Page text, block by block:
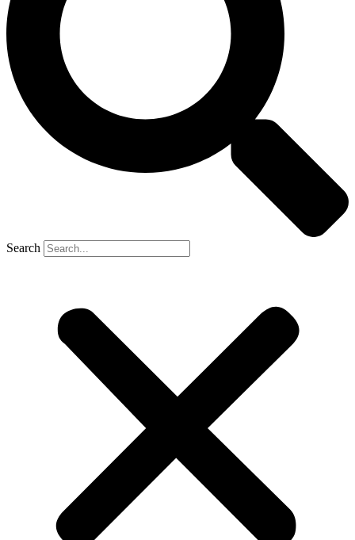
Search